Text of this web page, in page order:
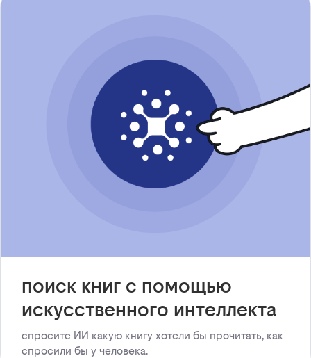
поиск книг с помощью
искусственного интеллекта
спросите ИИ какую книгу хотели бы прочитать, как
спросили бы у человека.